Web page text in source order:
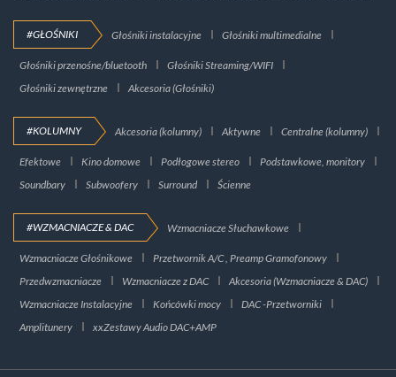
#GŁOŚNIKI Głośniki instalacyjne Głośniki multimedialne
Głośniki przenośne/bluetooth
Głośniki Streaming/WIFI
Głośniki zewnętrzne
Akcesoria (Głośniki)
#KOLUMNY Akcesoria (kolumny) Aktywne Centralne (kolumny)
Efektowe Kino domowe Podłogowe stereo
Podstawkowe, monitory
Soundbary
Subwoofery Surround Ścienne
#WZMACNIACZE & DAC Wzmacniacze Słuchawkowe
Wzmacniacze Głośnikowe
Przetwornik A/C , Preamp Gramofonowy
Przedwzmacniacze
Wzmacniacze z DAC
Akcesoria (Wzmacniacze & DAC)
Wzmacniacze Instalacyjne
Końcówki mocy
DAC -Przetworniki
Amplitunery
xxZestawy Audio DAC+AMP